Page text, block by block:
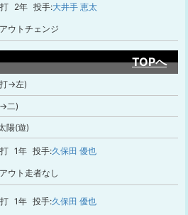
2年 投手:大井手 恵太
ウトチェンジ
TOPへ
打→左)
→二)
陽(遊)
1年 投手:久保田 優也
ウト走者なし
1年 投手:久保田 優也